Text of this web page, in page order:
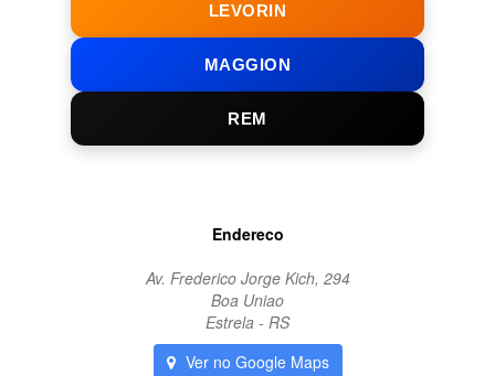
LEVORIN
MAGGION
REM
Endereco
Av. Frederico Jorge Kich, 294
Boa Uniao
Estrela - RS
Ver no Google Maps